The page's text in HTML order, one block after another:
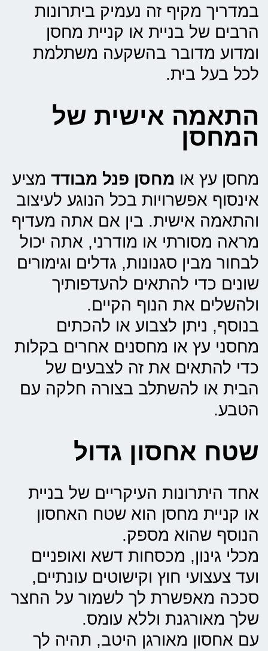
במדריך מקיף זה נעמיק ביתרונות
הרבים של בניית או קניית מחסן
ומדוע מדובר בהשקעה משתלמת
לכל בעל בית.
התאמה אישית של
המחסן
מחסן עץ או מחסן פנל מבודד מציע
אינסוף אפשרויות בכל הנוגע לעיצוב
והתאמה אישית. בין אם אתה מעדיף
מראה מסורתי או מודרני, אתה יכול
לבחור מבין סגנונות, גדלים וגימורים
שונים כדי להתאים להעדפותיך
ולהשלים את הנוף הקיים.
בנוסף, ניתן לצבוע או להכתים
מחסני עץ או מחסנים אחרים בקלות
כדי להתאים את זה לצבעים של
הבית או להשתלב בצורה חלקה עם
הטבע.
שטח אחסון גדול
אחד היתרונות העיקריים של בניית
או קניית מחסן הוא שטח האחסון
הנוסף שהוא מספק.
מכלי גינון, מכסחות דשא ואופניים
ועד צעצועי חוץ וקישוטים עונתיים,
סככה מאפשרת לך לשמור על החצר
שלך מאורגנת וללא עומס.
עם אחסון מאורגן היטב, תהיה לך